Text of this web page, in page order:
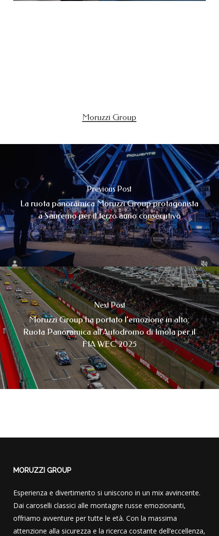
Moruzzi Group
Previous Post
La ruota panoramica Moruzzi Group protagonista
a Sanremo per il terzo anno consecutivo
Next Post
Moruzzi Group ha portato l’emozione in alto:
Ruota Panoramica all’Autodromo di Imola per il
FIA WEC 2025
MORUZZI GROUP
Esperienza e divertimento si uniscono in un mix avvincente.
Dai caroselli classici alle montagne russe emozionanti,
offriamo avventure per tutte le età. Con la massima
attenzione alla sicurezza e la ricerca costante dell’eccellenza,